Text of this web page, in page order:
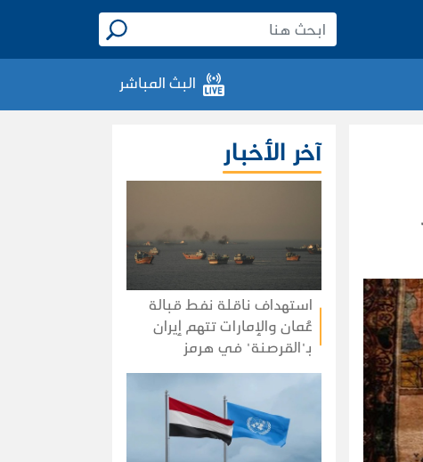
البث المباشر
آخر الأخبار
استهداف ناقلة نفط قبالة
عُمان والإمارات تتهم إيران
بـ"القرصنة" في هرمز